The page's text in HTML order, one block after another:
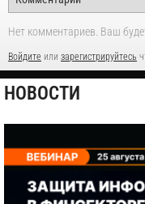
Нет комментариев. Ваш
Войдите или зарегистрируйтесь
НОВОСТИ